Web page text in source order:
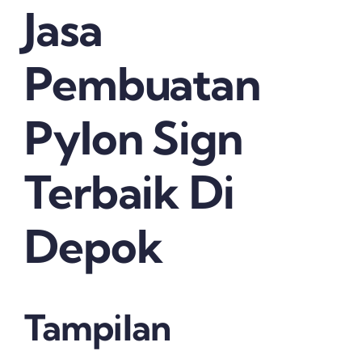
Jasa
Pembuatan
Pylon Sign
Terbaik Di
Depok
Tampilan